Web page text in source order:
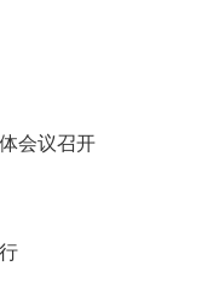
会议召开